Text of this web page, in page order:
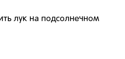
лук на подсолнечном